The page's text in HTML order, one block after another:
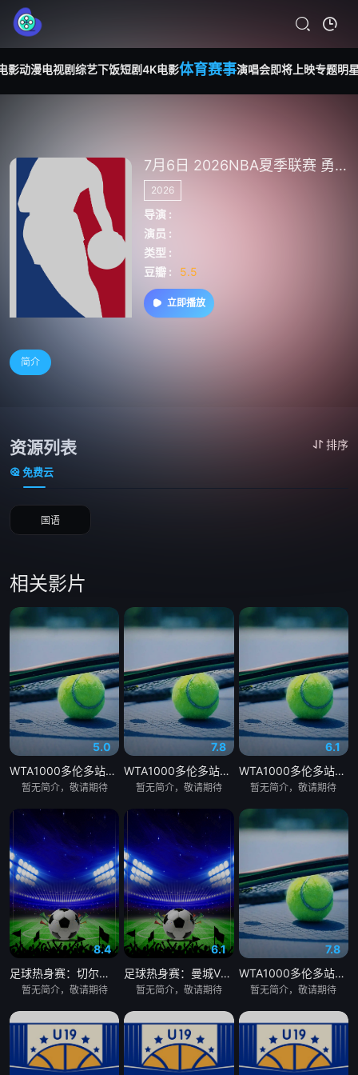
影动漫电视剧综艺下饭短剧4K电影体育赛事演唱会即将上映专题明
7月6日 2026NBA夏季联赛 勇士蓝队VS篮网
2026
导演 :
演员 :
类型 :
豆瓣 :
5.5
立即播放
简介
资源列表 排序
免费云
国语
相关影片
5.0
WTA1000多伦多站女单第二轮：贝莱克VS斯瓦泰克
暂无简介，敬请期待
7.8
WTA1000多伦多站女单第二轮：萨巴伦卡VS内岛萌夏
暂无简介，敬请期待
6.1
WTA1000多伦多站女单第二轮：科斯秋克VS谢博芙
暂无简介，敬请期待
8.4
足球热身赛：切尔西VS尤文图斯20260805
暂无简介，敬请期待
6.1
足球热身赛：曼城VSK联赛全明星20260805
暂无简介，敬请期待
7.8
WTA1000多伦多站女单第二轮：陶森VS巴图科娃
暂无简介，敬请期待